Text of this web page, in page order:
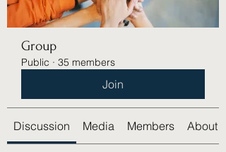
Group
Public · 35 members
Join
Discussion Media Members About